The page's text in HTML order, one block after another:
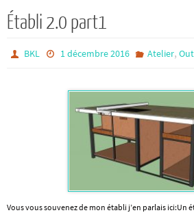
Établi 2.0 part1
BKL 1 décembre 2016 Atelier,
Vous vous souvenez de mon établi j’en parlais ici:Un